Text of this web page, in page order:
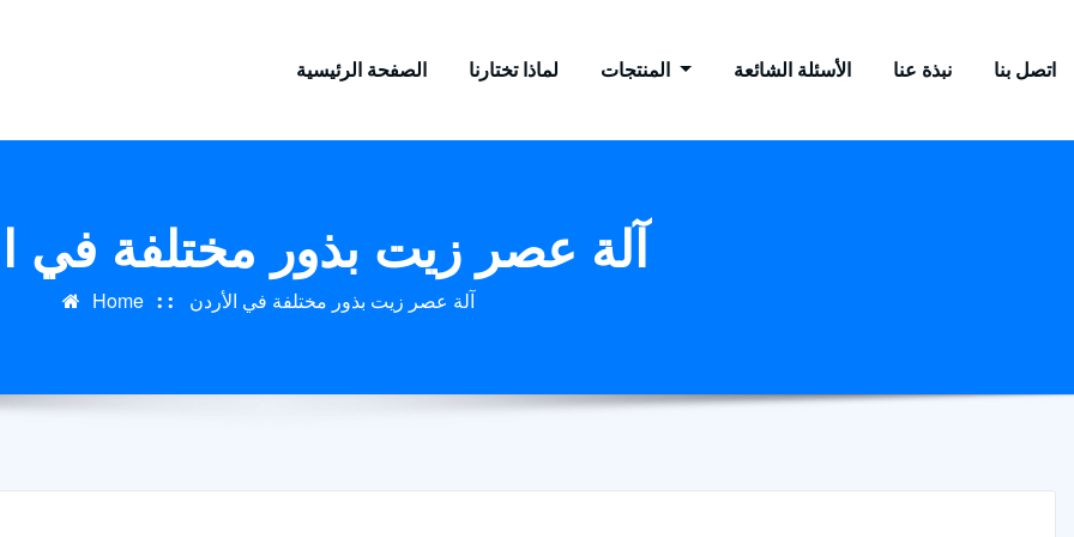
الصفحة الرئيسية لماذا تختارنا الأسئلة الشائعة نبذة عنا اتصل بنا
آلة عصر زيت بذور مختلفة في
Home آلة عصر زيت بذور مختلفة في الأردن